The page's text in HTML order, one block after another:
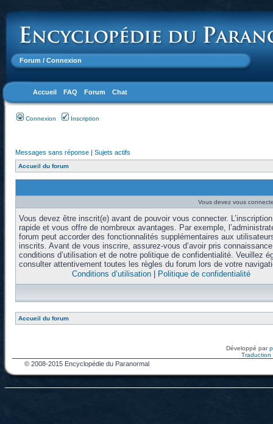
Forum / Connexion
Accueil FAQ Forum Chat
Connexion Inscription
Messages sans réponse | Sujets actifs
Accueil du forum
Vous devez vous
Vous devez être inscrit(e) avant de pouvoir vous connecter.
rapide et vous offre de nombreux avantages. Par exemple,
forum peut accorder des fonctionnalités supplémentaires aux
inscrits. Avant de vous inscrire, assurez-vous d’avoir pris
conditions d’utilisation et de notre politique de confidentialité. Veuillez
consulter attentivement toutes les règles du forum lors de votre
Conditions d’utilisation| Politique de confidentialité
Accueil du forum
Développé par
Traduction
© 2008-2015 Encyclopédie du Paranormal